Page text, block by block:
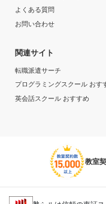
よくある質問
お問い合わせ
関連サイト
転職派遣サーチ
プログラミングスクール おす
英会話スクール おすすめ
教室